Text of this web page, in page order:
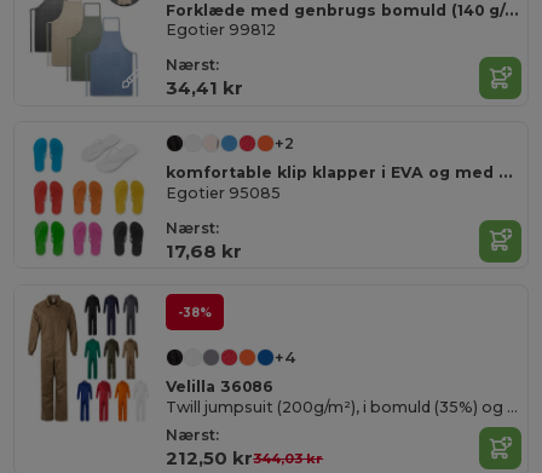
Forklæde med genbrugs bomuld (140 g/m²)
Egotier 99812
Nærst:
34,41 kr
+2
komfortable klip klapper i EVA og med PVC rem
Egotier 95085
Nærst:
17,68 kr
-38%
+4
Velilla 36086
Twill jumpsuit (200g/m²), i bomuld (35%) og polyester (65%)
Nærst:
212,50 kr344,03 kr